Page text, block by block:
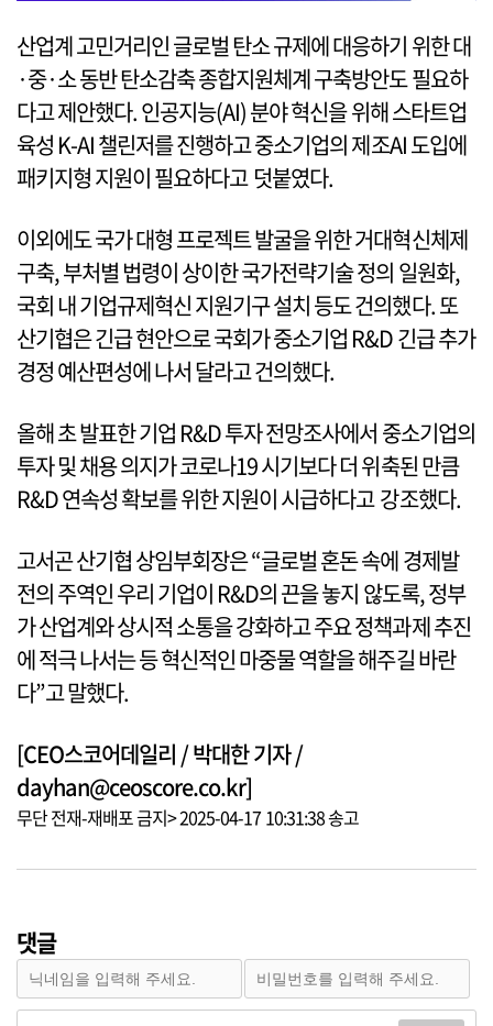
산업계 고민거리인 글로벌 탄소 규제에 대응하기 위한 대
·중·소 동반 탄소감축 종합지원체계 구축방안도 필요하
다고 제안했다. 인공지능(AI) 분야 혁신을 위해 스타트업
육성 K-AI 챌린저를 진행하고 중소기업의 제조AI 도입에
패키지형 지원이 필요하다고 덧붙였다.
이외에도 국가 대형 프로젝트 발굴을 위한 거대혁신체제
구축, 부처별 법령이 상이한 국가전략기술 정의 일원화,
국회 내 기업규제혁신 지원기구 설치 등도 건의했다. 또
산기협은 긴급 현안으로 국회가 중소기업 R&D 긴급 추가
경정 예산편성에 나서 달라고 건의했다.
올해 초 발표한 기업 R&D 투자 전망조사에서 중소기업의
투자 및 채용 의지가 코로나19 시기보다 더 위축된 만큼
R&D 연속성 확보를 위한 지원이 시급하다고 강조했다.
고서곤 산기협 상임부회장은 “글로벌 혼돈 속에 경제발
전의 주역인 우리 기업이 R&D의 끈을 놓지 않도록, 정부
가 산업계와 상시적 소통을 강화하고 주요 정책과제 추진
에 적극 나서는 등 혁신적인 마중물 역할을 해주길 바란
다”고 말했다.
[CEO스코어데일리 / 박대한 기자 /
dayhan@ceoscore.co.kr]
무단 전재-재배포 금지> 2025-04-17 10:31:38 송고
댓글